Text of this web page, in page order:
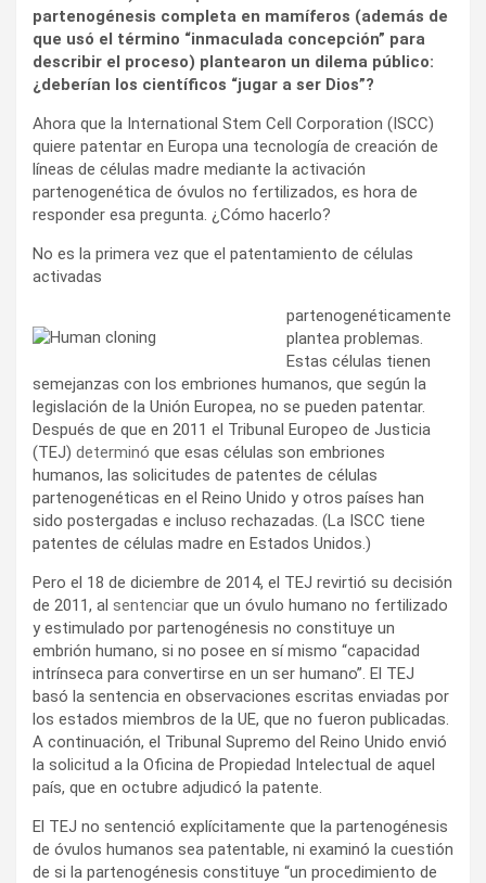
partenogénesis completa en mamíferos (además de
que usó el término “inmaculada concepción” para
describir el proceso) plantearon un dilema público:
¿deberían los científicos “jugar a ser Dios”?
Ahora que la International Stem Cell Corporation (ISCC)
quiere patentar en Europa una tecnología de creación de
líneas de células madre mediante la activación
partenogenética de óvulos no fertilizados, es hora de
responder esa pregunta. ¿Cómo hacerlo?
No es la primera vez que el patentamiento de células
activadas
partenogenéticamente
plantea problemas.
Estas células tienen
semejanzas con los embriones humanos, que según la
legislación de la Unión Europea, no se pueden patentar.
Después de que en 2011 el Tribunal Europeo de Justicia
(TEJ) determinó que esas células son embriones
humanos, las solicitudes de patentes de células
partenogenéticas en el Reino Unido y otros países han
sido postergadas e incluso rechazadas. (La ISCC tiene
patentes de células madre en Estados Unidos.)
Pero el 18 de diciembre de 2014, el TEJ revirtió su decisión
de 2011, al sentenciar que un óvulo humano no fertilizado
y estimulado por partenogénesis no constituye un
embrión humano, si no posee en sí mismo “capacidad
intrínseca para convertirse en un ser humano”. El TEJ
basó la sentencia en observaciones escritas enviadas por
los estados miembros de la UE, que no fueron publicadas.
A continuación, el Tribunal Supremo del Reino Unido envió
la solicitud a la Oficina de Propiedad Intelectual de aquel
país, que en octubre adjudicó la patente.
El TEJ no sentenció explícitamente que la partenogénesis
de óvulos humanos sea patentable, ni examinó la cuestión
de si la partenogénesis constituye “un procedimiento de